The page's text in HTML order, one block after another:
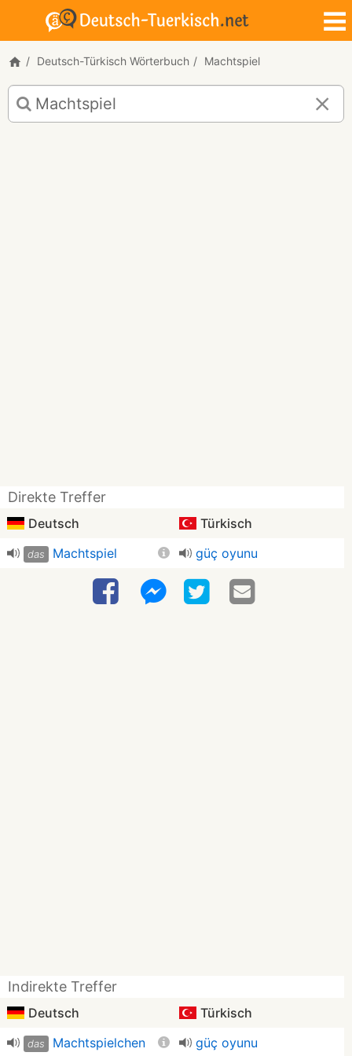
Deutsch-Türkisch Wörterbuch Machtspiel
Deutsch-
Türkisch
Übersetzung
Direkte Treffer
Deutsch Türkisch
das Machtspiel güç oyunu
Indirekte Treffer
Deutsch Türkisch
das Machtspielchen güç oyunu